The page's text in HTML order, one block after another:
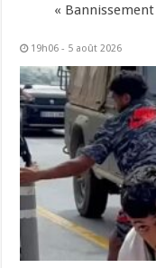
«
19h06 - 5 août 2026